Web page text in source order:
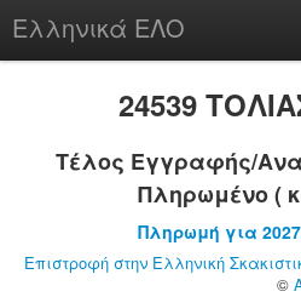
Ελληνικά ΕΛΟ
chesstu.be @ discord
24539
Τέλος Εγγραφής/
Πληρωμένο (
Πληρωμή για
Επιστροφή στην Ελληνική
©